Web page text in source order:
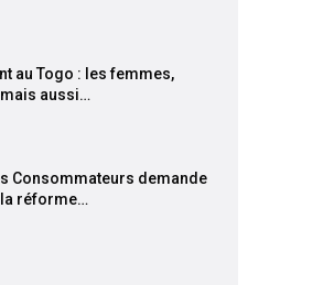
au Togo : les femmes,
aussi…
Consommateurs demande
la réforme…